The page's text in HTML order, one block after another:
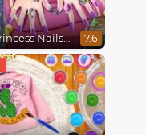
Ice Princess Nails Spa 7.6